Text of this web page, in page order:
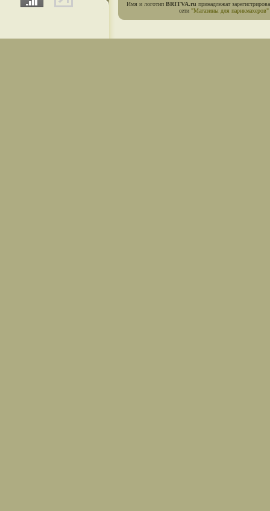
Имя и логотип BRITVA.ru принадлежат
сети "Магазины для парикмахеров"